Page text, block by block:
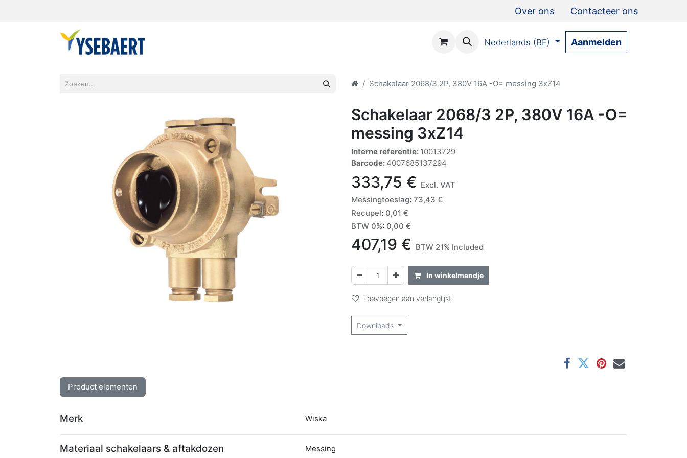
Over ons Contacteer ons
Nederlands (BE) Aanmelden
Schakelaar 2068/3 2P, 380V 16A -O= messing 3xZ14
Schakelaar 2068/3 2P, 380V 16A -O=
messing 3xZ14
Interne referentie: 10013729
Barcode: 4007685137294
333,75 € Excl. VAT
Messingtoeslag: 73,43 €
Recupel: 0,01 €
BTW 0%: 0,00 €
407,19 € BTW 21% Included
In winkelmandje
Toevoegen aan verlanglijst
Downloads
Product elementen
Merk Wiska
Materiaal schakelaars & aftakdozen Messing